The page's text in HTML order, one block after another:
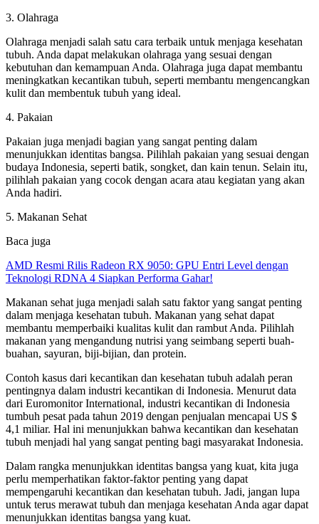
3. Olahraga
Olahraga menjadi salah satu cara terbaik untuk menjaga kesehatan
tubuh. Anda dapat melakukan olahraga yang sesuai dengan
kebutuhan dan kemampuan Anda. Olahraga juga dapat membantu
meningkatkan kecantikan tubuh, seperti membantu mengencangkan
kulit dan membentuk tubuh yang ideal.
4. Pakaian
Pakaian juga menjadi bagian yang sangat penting dalam
menunjukkan identitas bangsa. Pilihlah pakaian yang sesuai dengan
budaya Indonesia, seperti batik, songket, dan kain tenun. Selain itu,
pilihlah pakaian yang cocok dengan acara atau kegiatan yang akan
Anda hadiri.
5. Makanan Sehat
Baca juga
AMD Resmi Rilis Radeon RX 9050: GPU Entri Level dengan
Teknologi RDNA 4 Siapkan Performa Gahar!
Makanan sehat juga menjadi salah satu faktor yang sangat penting
dalam menjaga kesehatan tubuh. Makanan yang sehat dapat
membantu memperbaiki kualitas kulit dan rambut Anda. Pilihlah
makanan yang mengandung nutrisi yang seimbang seperti buah-
buahan, sayuran, biji-bijian, dan protein.
Contoh kasus dari kecantikan dan kesehatan tubuh adalah peran
pentingnya dalam industri kecantikan di Indonesia. Menurut data
dari Euromonitor International, industri kecantikan di Indonesia
tumbuh pesat pada tahun 2019 dengan penjualan mencapai US $
4,1 miliar. Hal ini menunjukkan bahwa kecantikan dan kesehatan
tubuh menjadi hal yang sangat penting bagi masyarakat Indonesia.
Dalam rangka menunjukkan identitas bangsa yang kuat, kita juga
perlu memperhatikan faktor-faktor penting yang dapat
mempengaruhi kecantikan dan kesehatan tubuh. Jadi, jangan lupa
untuk terus merawat tubuh dan menjaga kesehatan Anda agar dapat
menunjukkan identitas bangsa yang kuat.